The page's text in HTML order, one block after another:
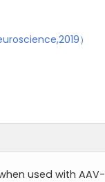
）
used with AAV-